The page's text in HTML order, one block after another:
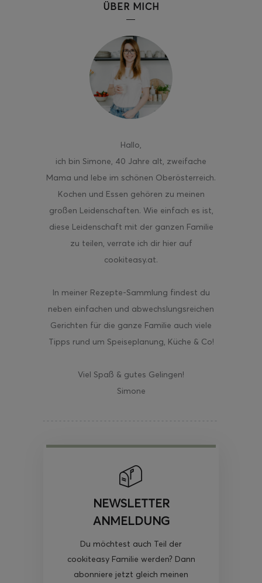
ÜBER MICH
Hallo,
ich bin Simone, 40 Jahre alt, zweifache
Mama und lebe im schönen Oberösterreich.
Kochen und Essen gehören zu meinen
großen Leidenschaften. Wie einfach es ist,
diese Leidenschaft mit der ganzen Familie
zu teilen, verrate ich dir hier auf
cookiteasy.at.
In meiner Rezepte-Sammlung findest du
neben einfachen und abwechslungsreichen
Gerichten für die ganze Familie auch viele
Tipps rund um Speiseplanung, Küche & Co!
Viel Spaß & gutes Gelingen!
Simone
NEWSLETTER
ANMELDUNG
Du möchtest auch Teil der
cookiteasy Familie werden? Dann
abonniere jetzt gleich meinen